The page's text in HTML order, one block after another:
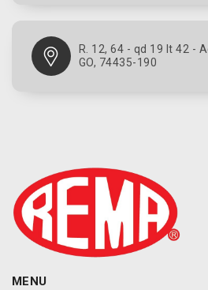
R. 12, 64 - qd 19 lt 42 -
GO, 74435-190
MENU